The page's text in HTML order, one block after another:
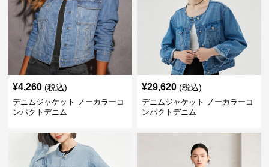
¥4,260 (税込)
デニムジャケット ノーカラーコ
ンパクトデニム
¥29,620 (税込)
デニムジャケット ノーカラーコ
ンパクトデニム